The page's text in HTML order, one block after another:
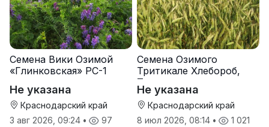
Семена Вики Озимой
«Глинковская» РС-1
Не указана
Краснодарский край
3 авг 2026, 09:24 • 97
Семена Озимого
Тритикале Хлебороб,
Тихон
Не указана
Краснодарский край
8 июл 2026, 08:14 • 1 021